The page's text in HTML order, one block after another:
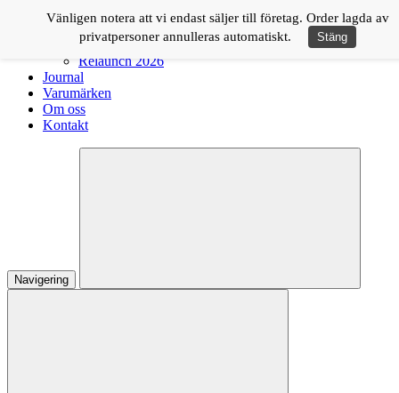
Logga in
Relaunch 2026
Journal
Varumärken
Om oss
Kontakt
Navigering
Vänligen notera att vi endast säljer till företag. Order lagda av
privatpersoner annulleras automatiskt.
Stäng